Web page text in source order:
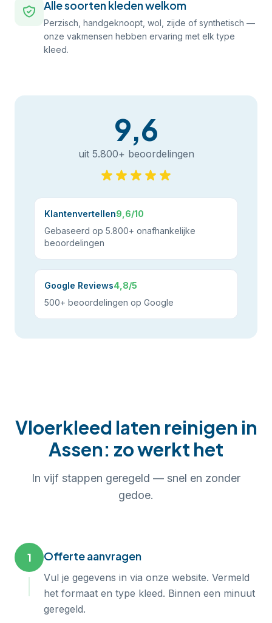
Alle soorten kleden welkom
Perzisch, handgeknoopt, wol, zijde of synthetisch —
onze vakmensen hebben ervaring met elk type
kleed.
9,6
uit 5.800+ beoordelingen
Klantenvertellen9,6/10
Gebaseerd op 5.800+ onafhankelijke
beoordelingen
Google Reviews4,8/5
500+ beoordelingen op Google
Vloerkleed laten reinigen in
Assen: zo werkt het
In vijf stappen geregeld — snel en zonder
gedoe.
1 Offerte aanvragen
Vul je gegevens in via onze website. Vermeld
het formaat en type kleed. Binnen een minuut
geregeld.